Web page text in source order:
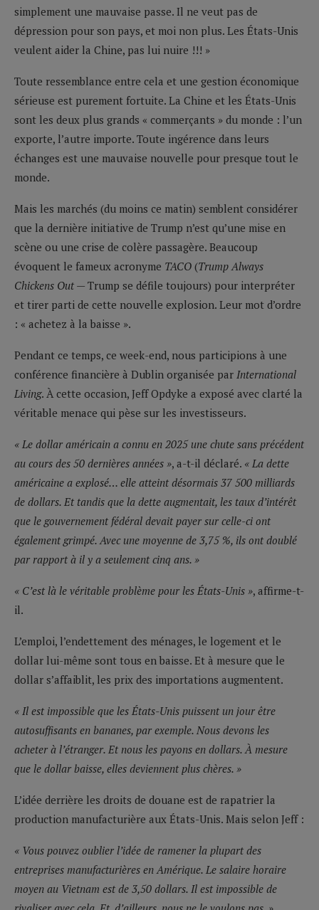
simplement une mauvaise passe. Il ne veut pas de
dépression pour son pays, et moi non plus. Les États-Unis
veulent aider la Chine, pas lui nuire !!! »
Toute ressemblance entre cela et une gestion économique
sérieuse est purement fortuite. La Chine et les États-Unis
sont les deux plus grands « commerçants » du monde : l’un
exporte, l’autre importe. Toute ingérence dans leurs
échanges est une mauvaise nouvelle pour presque tout le
monde.
Mais les marchés (du moins ce matin) semblent considérer
que la dernière initiative de Trump n’est qu’une mise en
scène ou une crise de colère passagère. Beaucoup
évoquent le fameux acronyme TACO (Trump Always
Chickens Out — Trump se défile toujours) pour interpréter
et tirer parti de cette nouvelle explosion. Leur mot d’ordre
: « achetez à la baisse ».
Pendant ce temps, ce week-end, nous participions à une
conférence financière à Dublin organisée par International
Living. À cette occasion, Jeff Opdyke a exposé avec clarté la
véritable menace qui pèse sur les investisseurs.
« Le dollar américain a connu en 2025 une chute sans précédent
au cours des 50 dernières années », a-t-il déclaré. « La dette
américaine a explosé… elle atteint désormais 37 500 milliards
de dollars. Et tandis que la dette augmentait, les taux d’intérêt
que le gouvernement fédéral devait payer sur celle-ci ont
également grimpé. Avec une moyenne de 3,75 %, ils ont doublé
par rapport à il y a seulement cinq ans. »
« C’est là le véritable problème pour les États-Unis », affirme-t-
il.
L’emploi, l’endettement des ménages, le logement et le
dollar lui-même sont tous en baisse. Et à mesure que le
dollar s’affaiblit, les prix des importations augmentent.
« Il est impossible que les États-Unis puissent un jour être
autosuffisants en bananes, par exemple. Nous devons les
acheter à l’étranger. Et nous les payons en dollars. À mesure
que le dollar baisse, elles deviennent plus chères. »
L’idée derrière les droits de douane est de rapatrier la
production manufacturière aux États-Unis. Mais selon Jeff :
« Vous pouvez oublier l’idée de ramener la plupart des
entreprises manufacturières en Amérique. Le salaire horaire
moyen au Vietnam est de 3,50 dollars. Il est impossible de